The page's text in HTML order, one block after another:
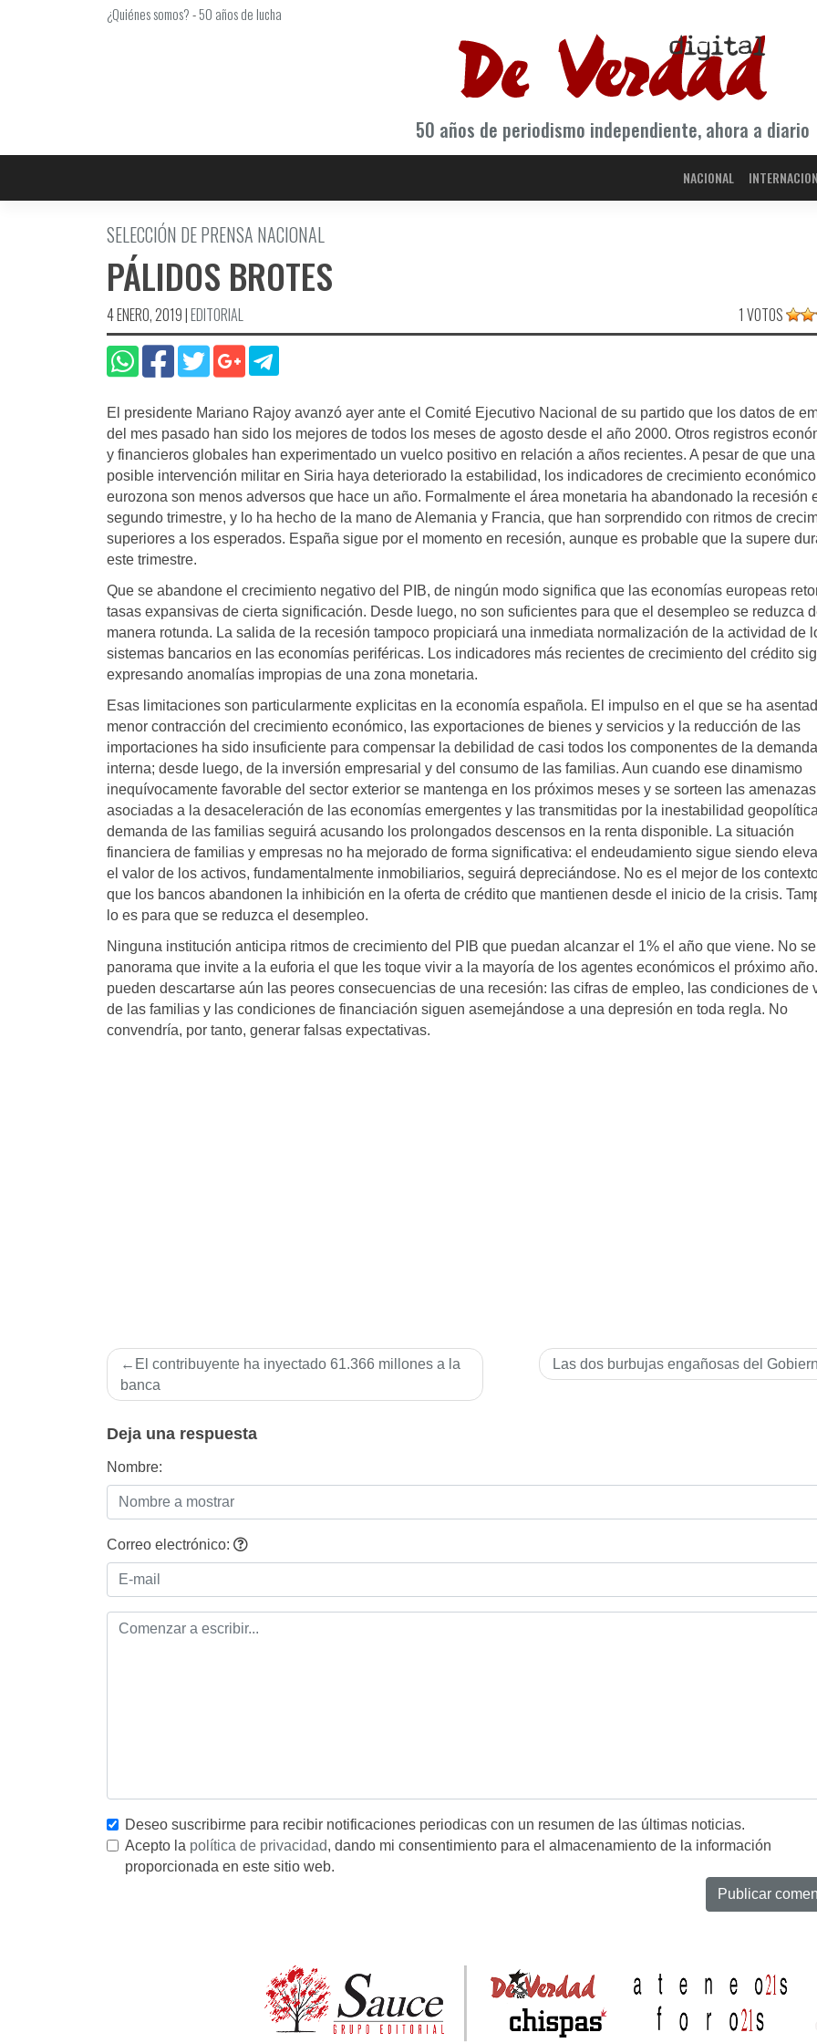
¿Quiénes somos?-50 años de lucha
50 años de periodismo independiente, ahora a diario
NACIONAL
SELECCIÓN DE PRENSA NACIONAL
PÁLIDOS BROTES
4 ENERO, 2019|EDITORIAL 1 VOTOS
El presidente Mariano Rajoy avanzó ayer ante el Comité Ejecutivo Nacional de su partido que los datos de
del mes pasado han sido los mejores de todos los meses de agosto desde el año 2000. Otros registros
y financieros globales han experimentado un vuelco positivo en relación a años recientes. A pesar de que una
posible intervención militar en Siria haya deteriorado la estabilidad, los indicadores de crecimiento
eurozona son menos adversos que hace un año. Formalmente el área monetaria ha abandonado la recesión
segundo trimestre, y lo ha hecho de la mano de Alemania y Francia, que han sorprendido con ritmos de
superiores a los esperados. España sigue por el momento en recesión, aunque es probable que la supere
este trimestre.
Que se abandone el crecimiento negativo del PIB, de ningún modo significa que las economías europeas
tasas expansivas de cierta significación. Desde luego, no son suficientes para que el desempleo se reduzca
manera rotunda. La salida de la recesión tampoco propiciará una inmediata normalización de la actividad de
sistemas bancarios en las economías periféricas. Los indicadores más recientes de crecimiento del crédito
expresando anomalías impropias de una zona monetaria.
Esas limitaciones son particularmente explicitas en la economía española. El impulso en el que se ha
menor contracción del crecimiento económico, las exportaciones de bienes y servicios y la reducción de las
importaciones ha sido insuficiente para compensar la debilidad de casi todos los componentes de la demanda
interna; desde luego, de la inversión empresarial y del consumo de las familias. Aun cuando ese dinamismo
inequívocamente favorable del sector exterior se mantenga en los próximos meses y se sorteen las amenazas
asociadas a la desaceleración de las economías emergentes y las transmitidas por la inestabilidad
demanda de las familias seguirá acusando los prolongados descensos en la renta disponible. La situación
financiera de familias y empresas no ha mejorado de forma significativa: el endeudamiento sigue siendo
el valor de los activos, fundamentalmente inmobiliarios, seguirá depreciándose. No es el mejor de los
que los bancos abandonen la inhibición en la oferta de crédito que mantienen desde el inicio de la crisis.
lo es para que se reduzca el desempleo.
Ninguna institución anticipa ritmos de crecimiento del PIB que puedan alcanzar el 1% el año que viene. No
panorama que invite a la euforia el que les toque vivir a la mayoría de los agentes económicos el próximo
pueden descartarse aún las peores consecuencias de una recesión: las cifras de empleo, las condiciones de
de las familias y las condiciones de financiación siguen asemejándose a una depresión en toda regla. No
convendría, por tanto, generar falsas expectativas.
Navegación
de
El contribuyente ha inyectado 61.366 millones a la
banca
Las dos burbujas engañosas del
Deja una respuesta
Nombre:
Correo electrónico:
Deseo suscribirme para recibir notificaciones periodicas con un resumen de las últimas noticias.
Acepto la política de privacidad, dando mi consentimiento para el almacenamiento de la información
proporcionada en este sitio web.